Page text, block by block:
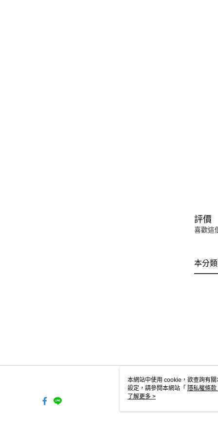
評價
喜歡這
本分
本網站中使用 cookie，欲查詢有
設定，請參閱本網站「 隱私權條款
使用 cookie。
了解更多 >